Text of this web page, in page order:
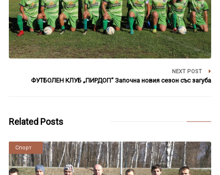
NEXT POST
ФУТБОЛЕН КЛУБ „ПИРДОП“ Започна новия сезон със загуба
Related Posts
Новини
Спорт